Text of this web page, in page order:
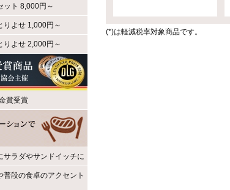
(*)は軽減税率対象商品です。
ット 8,000円～
りよせ 1,000円～
りよせ 2,000円～
賞受賞
サラダやサンドイッチに
普段の食卓のアクセント